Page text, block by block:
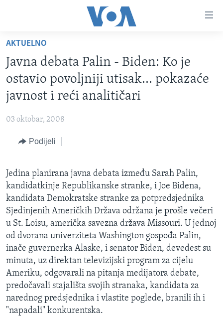
glavni
sadržaj
na
glavnu
Idi
pretragu
TV PROGRAM
FOTOGRAFIJE DANA
SJEDINJENE AMERIČKE DRŽAVE
BOSNA I HERCEGOVINA
NAUKA I TEHNOLOGIJA
SPECIJALNI PROJEKTI
SLOBODA MEDIJA
ŽENSKA STRANA
IZBJEGLIČKA STRANA
MAGAZIN
O GLASU AMERIKE
Learning English
PRATITE NAS
AKTUELNO
Javna debata Palin - Biden: Ko je
ostavio povoljniji utisak... pokazaće
javnost i reći analitičari
03 oktobar, 2008
Podijeli
Jedina planirana javna debata između Sarah Palin,
kandidatkinje Republikanske stranke, i Joe Bidena,
kandidata Demokratske stranke za potpredsjednika
Sjedinjenih Američkih Država održana je prošle večeri
u St. Loisu, američka savezna država Missouri. U jednoj
od dvorana univerziteta Washington gospođa Palin,
inače guvernerka Alaske, i senator Biden, devedest su
minuta, uz direktan televizijski program za cijelu
Ameriku, odgovarali na pitanja medijatora debate,
predočavali stajališta svojih stranaka, kandidata za
narednog predsjednika i vlastite poglede, branili ih i
"napadali" konkurentska.